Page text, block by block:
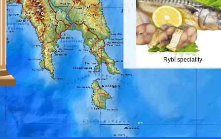
Rybí speciality